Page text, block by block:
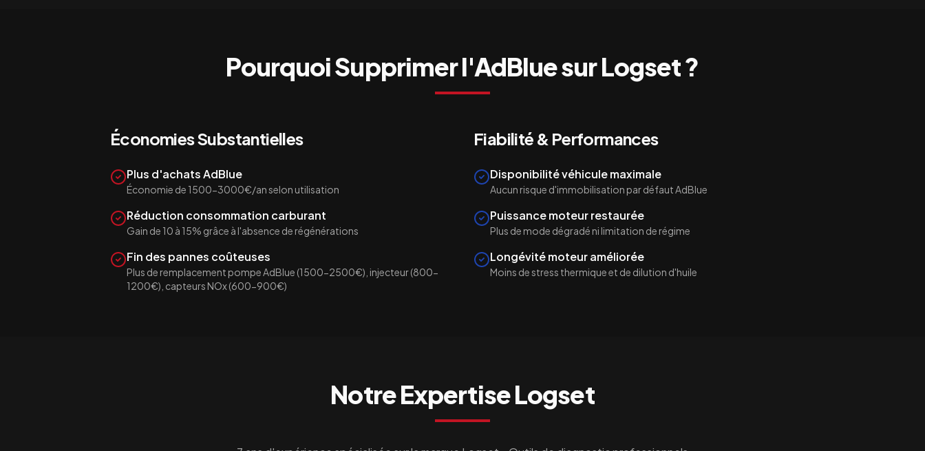
Pourquoi Supprimer l'AdBlue surLogset?
Économies Substantielles
Plus d'achats AdBlue
Économie de 1500-3000€/an selon utilisation
Réduction consommation carburant
Gain de 10 à 15% grâce à l'absence de régénérations
Fin des pannes coûteuses
Plus de remplacement pompe AdBlue (1500-2500€), injecteur (800-
1200€), capteurs NOx (600-900€)
Fiabilité & Performances
Disponibilité véhicule maximale
Aucun risque d'immobilisation par défaut AdBlue
Puissance moteur restaurée
Plus de mode dégradé ni limitation de régime
Longévité moteur améliorée
Moins de stress thermique et de dilution d'huile
Notre ExpertiseLogset